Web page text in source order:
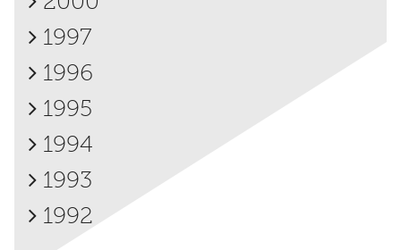
1997
1996
1995
1994
1993
1992